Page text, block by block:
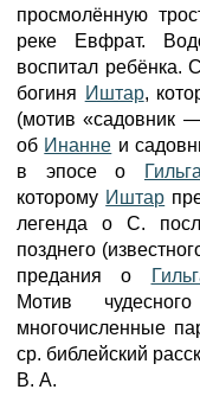
просмолённую
реке Евфрат.
воспитал ребёнка.
богиня Иштар,
(мотив «садовник
об Инанне и
в эпосе о
которому Иштар
легенда о С.
позднего
предания о
Мотив
многочисленные
ср. библейский
В. А.